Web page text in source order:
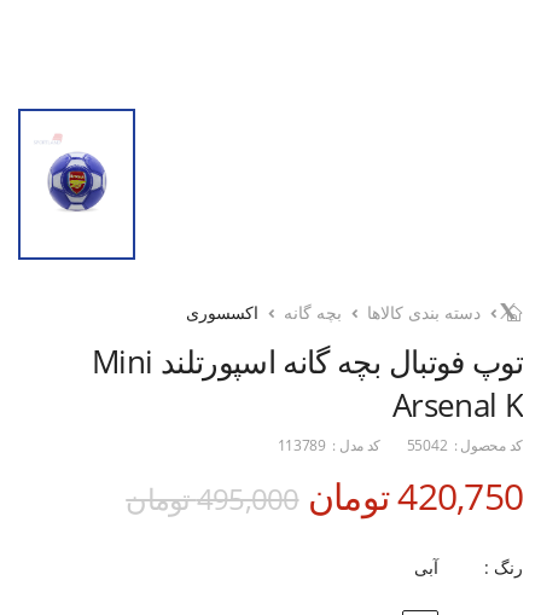
دسته بندی کالاها بچه گانه اکسسوری
توپ فوتبال بچه گانه اسپورتلند Mini
Arsenal K
کد محصول : 55042 کد مدل : 113789
420,750 تومان 495,000 تومان
رنگ : آبی